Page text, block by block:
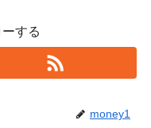
する
money1